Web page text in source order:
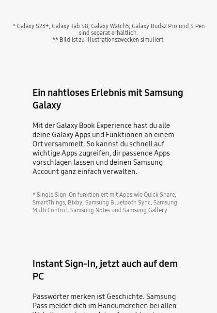
* Galaxy S23+, Galaxy Tab S8, Galaxy Watch5, Galaxy Buds2 Pro und S Pen
sind separat erhältlich.
** Bild ist zu Illustrationszwecken simuliert.
Ein nahtloses Erlebnis mit Samsung
Galaxy
Mit der Galaxy Book Experience hast du alle
deine Galaxy Apps und Funktionen an einem
Ort versammelt. So kannst du schnell auf
wichtige Apps zugreifen, dir passende Apps
vorschlagen lassen und deinen Samsung
Account ganz einfach verwalten.
* Single Sign-On funktioniert mit Apps wie Quick Share,
SmartThings, Bixby, Samsung Bluetooth Sync, Samsung
Multi Control, Samsung Notes und Samsung Gallery.
Instant Sign-In, jetzt auch auf dem
PC
Passwörter merken ist Geschichte. Samsung
Pass meldet dich im Handumdrehen bei allen